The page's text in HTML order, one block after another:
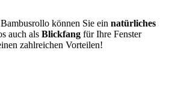
können Sie ein natürliches
auch als Blickfang für Ihre Fenster
zahlreichen Vorteilen!